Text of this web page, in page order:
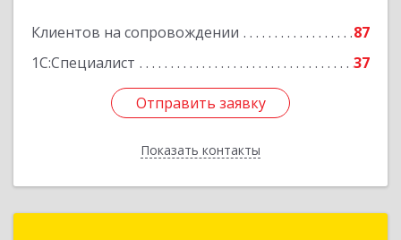
Клиентов на сопровождении
87
1С:Специалист
37
Отправить заявку
Показать контакты
Отправить заявку
Назад